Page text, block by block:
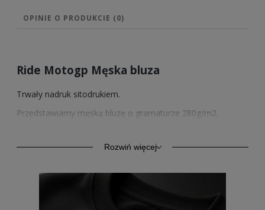
OPINIE O PRODUKCIE (0)
Ride Motogp Męska bluza
Trwały nadruk sitodrukiem.
Przedstawiamy męską bluzę o gramaturze 280g/m2.
znajduje zastosowanie również jako odzież sportowa.
Sprzedawane przez nas wzory nadruków posiadamy
również w wersji na bluzach z kapturem w 4 kolorach, na
Rozwiń więcej